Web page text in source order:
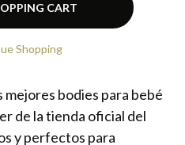
Shopping
bodies para bebé
de la tienda oficial del
y perfectos para